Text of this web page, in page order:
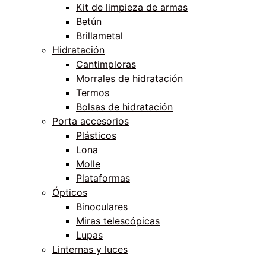
Kit de limpieza de armas
Betún
Brillametal
Hidratación
Cantimploras
Morrales de hidratación
Termos
Bolsas de hidratación
Porta accesorios
Plásticos
Lona
Molle
Plataformas
Ópticos
Binoculares
Miras telescópicas
Lupas
Linternas y luces